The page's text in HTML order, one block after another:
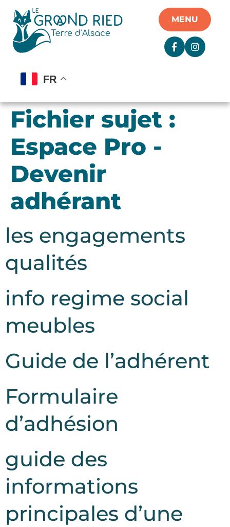
MENU
FR
Fichier sujet :
Espace Pro -
Devenir
adhérant
les engagements
qualités
info regime social
meubles
Guide de l’adhérent
Formulaire
d’adhésion
guide des
informations
principales d’une
Panneau de gestion des cookies